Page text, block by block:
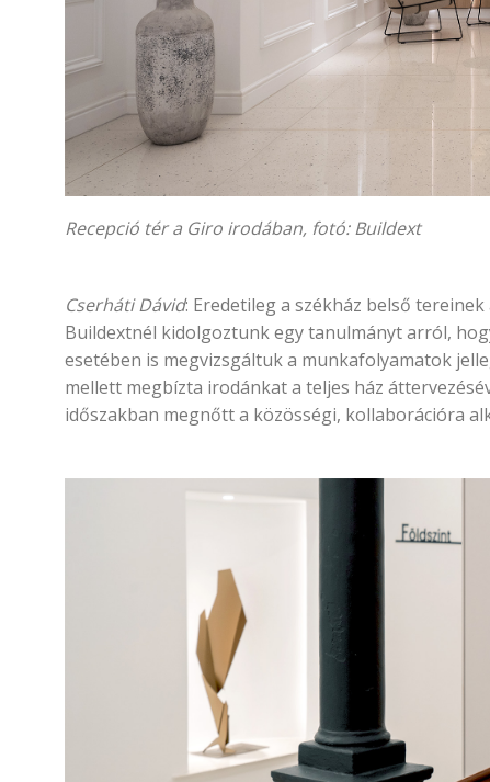
Recepció tér a Giro irodában, fotó: Buildext
Cserháti Dávid: Eredetileg a székház belső
Buildextnél kidolgoztunk egy tanulmányt arról,
esetében is megvizsgáltuk a munkafolyamatok
mellett megbízta irodánkat a teljes ház
időszakban megnőtt a közösségi, kollaborációra